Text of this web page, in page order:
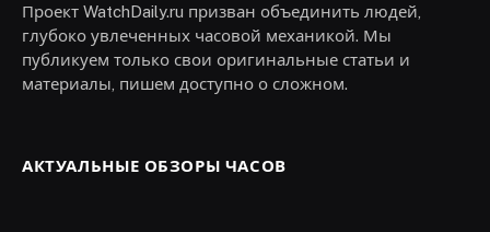
Проект WatchDaily.ru призван объединить людей,
глубоко увлеченных часовой механикой. Мы
публикуем только свои оригинальные статьи и
материалы, пишем доступно о сложном.
АКТУАЛЬНЫЕ ОБЗОРЫ ЧАСОВ